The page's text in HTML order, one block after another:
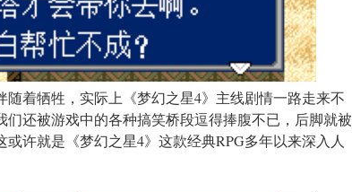
随着牺牲，实际上《梦幻之星4》主线剧情一路走来不
还被游戏中的各种搞笑桥段逗得捧腹不已，后脚就被
许就是《梦幻之星4》这款经典RPG多年以来深入人